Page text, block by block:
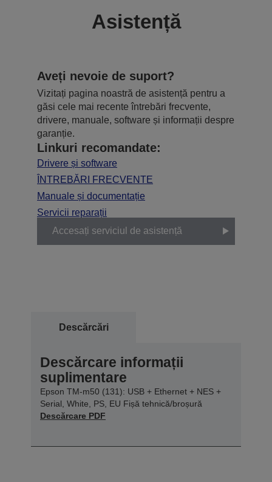
Asistență
Aveți nevoie de suport?
Vizitați pagina noastră de asistență pentru a
găsi cele mai recente întrebări frecvente,
drivere, manuale, software și informații despre
garanție.
Linkuri recomandate:
Drivere și software
ÎNTREBĂRI FRECVENTE
Manuale și documentație
Servicii reparații
Accesați serviciul de asistență
Descărcări
Descărcare informații
suplimentare
Epson TM-m50 (131): USB + Ethernet + NES +
Serial, White, PS, EU Fișă tehnică/broșură
Descărcare PDF